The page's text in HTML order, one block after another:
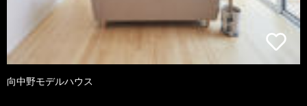
向中野モデルハウス